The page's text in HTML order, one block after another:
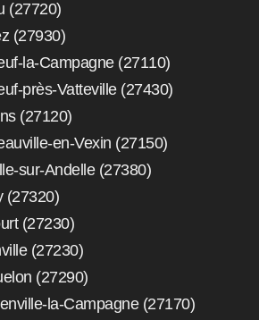
(27720)
(27930)
la-Campagne (27110)
près-Vatteville (27430)
(27120)
en-Vexin (27150)
sur-Andelle (27380)
(27320)
(27230)
(27230)
(27290)
la-Campagne (27170)